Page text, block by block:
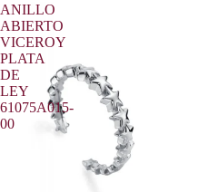
ANILLO
ABIERTO
VICEROY
PLATA
DE
LEY
61075A015-
00